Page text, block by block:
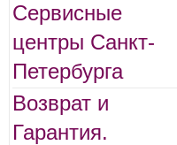
Сервисные
центры Санкт-
Петербурга
Возврат и
Гарантия.